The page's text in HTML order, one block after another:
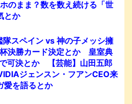
のまま？数を数え続ける「世
とか
スペイン vs 神の子メッシ擁
決勝カード決定とか 皇室典
可決とか 【芸能】山田五郎
ジェンスン・フアンCEO来
愛を語るとか